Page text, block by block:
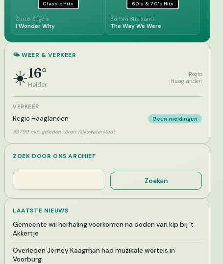
Classic Hits
Curtis Stigers
I Wonder Why
60's & 70's Hits
Barbra Streisand
The Way We Were
🌤️ WEER & VERKEER
☀️16°
Helder
Regio
Haaglanden
VERKEER
Regio Haaglanden Geen meldingen
59799 min. geleden · Bron: Rijkswaterstaat
ZOEK DOOR ONS ARCHIEF
Zoeken
Zoeken
LAATSTE NIEUWS
Gemeente wil herhaling voorkomen na doden van kip bij ’t
Akkertje
Overleden Jerney Kaagman had muzikale wortels in
Voorburg